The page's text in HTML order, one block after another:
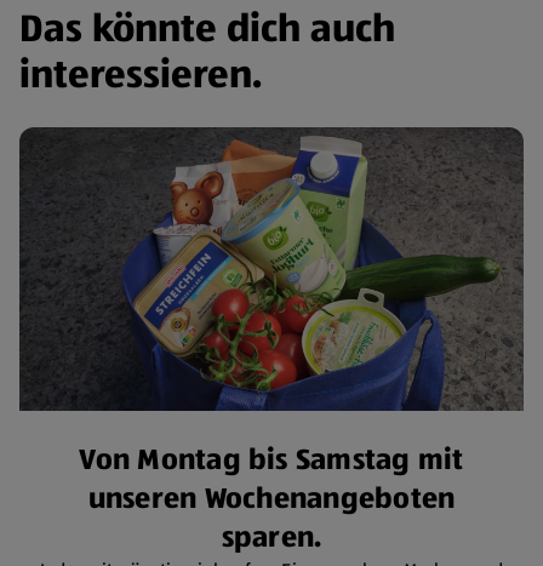
Das könnte dich auch
interessieren.
Von Montag bis Samstag mit
unseren Wochenangeboten
sparen.